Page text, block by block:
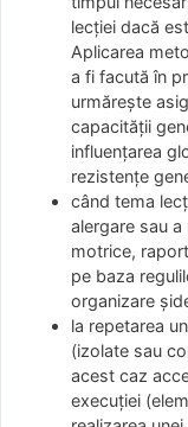
lecţiei dacă
Aplicarea
a fi facută în
urmăreşte
capacităţii
influenţarea
rezistenţe
când tema
alergare sau
motrice,
pe baza
organizare
la repetarea
(izolate sau
acest caz
execuţiei